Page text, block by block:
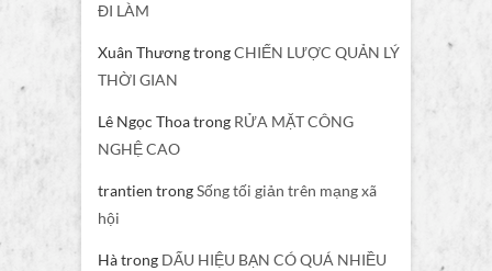
ĐI LÀM
Xuân ThươngtrongCHIẾN LƯỢC QUẢN LÝ
THỜI GIAN
Lê Ngọc Thoatrong RỬA MẶT CÔNG
NGHỆ CAO
trantien trongSống tối giản trên mạng xã
hội
Hàtrong DẤU HIỆU BẠN CÓ QUÁ NHIỀU